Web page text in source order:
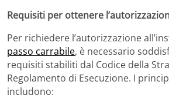
Requisiti per ottenere
Per richiedere l’autorizzazione
passo carrabile, è necessario
requisiti stabiliti dal Codice della
Regolamento di Esecuzione. I
includono: